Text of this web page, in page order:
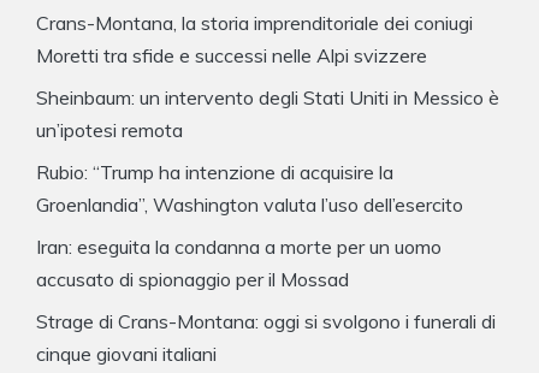
Crans-Montana, la storia imprenditoriale dei coniugi
Moretti tra sfide e successi nelle Alpi svizzere
Sheinbaum: un intervento degli Stati Uniti in Messico è
un’ipotesi remota
Rubio: “Trump ha intenzione di acquisire la
Groenlandia”, Washington valuta l’uso dell’esercito
Iran: eseguita la condanna a morte per un uomo
accusato di spionaggio per il Mossad
Strage di Crans-Montana: oggi si svolgono i funerali di
cinque giovani italiani